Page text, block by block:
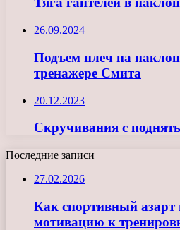
26.09.2024
Подъем плеч на
тренажере Смита
20.12.2023
Скручивания с
Последние записи
27.02.2026
Как спортивный азарт
мотивацию к